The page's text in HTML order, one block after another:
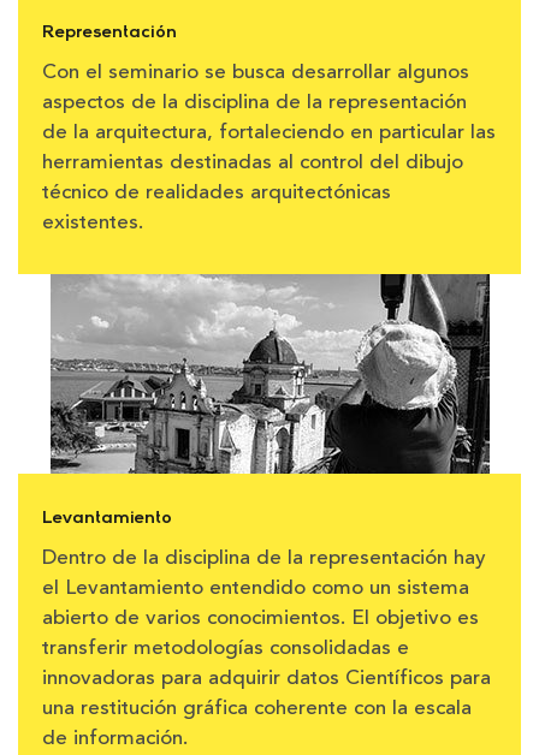
Representación
Con el seminario se busca desarrollar algunos
aspectos de la disciplina de la representación
de la arquitectura, fortaleciendo en particular las
herramientas destinadas al control del dibujo
técnico de realidades arquitectónicas
existentes.
Levantamiento
Dentro de la disciplina de la representación hay
el Levantamiento entendido como un sistema
abierto de varios conocimientos. El objetivo es
transferir metodologías consolidadas e
innovadoras para adquirir datos Científicos para
una restitución gráfica coherente con la escala
de información.